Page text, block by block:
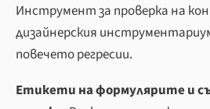
Инструмент за проверка на
дизайнерския
повечето регресии.
Етикети на формулярите и